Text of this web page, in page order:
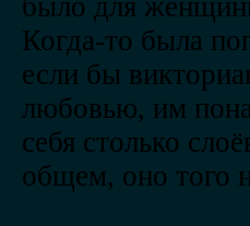
было для
Когда-то была
если бы
любовью, им
себя столько
общем, оно того